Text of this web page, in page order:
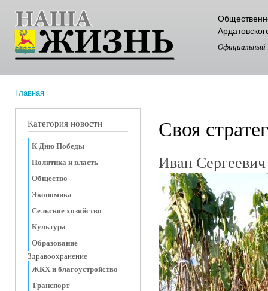
Официальный
Главная
Категория новости
К Дню Победы
Политика и власть
Общество
Экономика
Сельское хозяйство
Культура
Образование
Здравоохранение
ЖКХ и благоустройство
Транспорт
Своя
Иван